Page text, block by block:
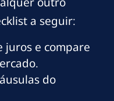
a seguir:
juros e compare
do